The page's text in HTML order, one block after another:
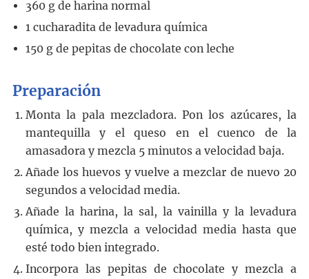
360 g de harina normal
1 cucharadita de levadura química
150 g de pepitas de chocolate con leche
Preparación
Monta la pala mezcladora. Pon los azúcares, la
mantequilla y el queso en el cuenco de la
amasadora y mezcla 5 minutos a velocidad baja.
Añade los huevos y vuelve a mezclar de nuevo 20
segundos a velocidad media.
Añade la harina, la sal, la vainilla y la levadura
química, y mezcla a velocidad media hasta que
esté todo bien integrado.
Incorpora las pepitas de chocolate y mezcla a